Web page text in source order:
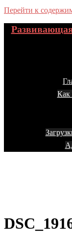
Перейти к
Как